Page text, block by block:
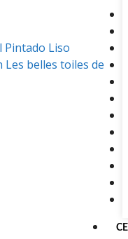
Pintado Liso
Les belles toiles de